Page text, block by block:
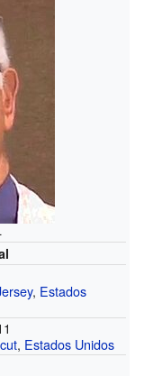
, Estados
, Estados Unidos